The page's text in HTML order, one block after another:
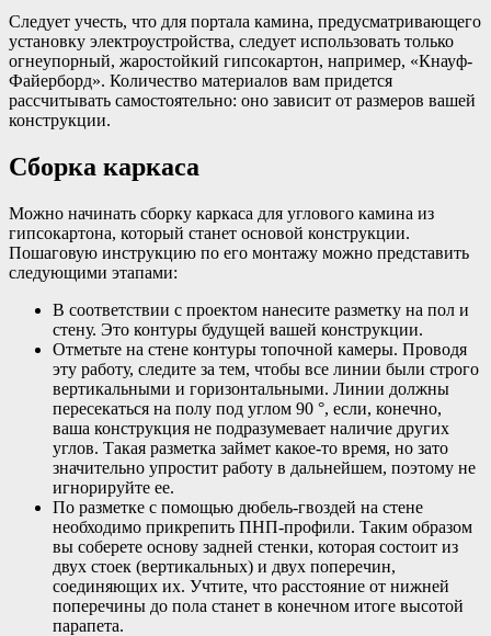
Следует учесть, что для портала камина, предусматривающего
установку электроустройства, следует использовать только
огнеупорный, жаростойкий гипсокартон, например, «Кнауф-
Файерборд». Количество материалов вам придется
рассчитывать самостоятельно: оно зависит от размеров вашей
конструкции.
Сборка каркаса
Можно начинать сборку каркаса для углового камина из
гипсокартона, который станет основой конструкции.
Пошаговую инструкцию по его монтажу можно представить
следующими этапами:
В соответствии с проектом нанесите разметку на пол и
стену. Это контуры будущей вашей конструкции.
Отметьте на стене контуры топочной камеры. Проводя
эту работу, следите за тем, чтобы все линии были строго
вертикальными и горизонтальными. Линии должны
пересекаться на полу под углом 90 °, если, конечно,
ваша конструкция не подразумевает наличие других
углов. Такая разметка займет какое-то время, но зато
значительно упростит работу в дальнейшем, поэтому не
игнорируйте ее.
По разметке с помощью дюбель-гвоздей на стене
необходимо прикрепить ПНП-профили. Таким образом
вы соберете основу задней стенки, которая состоит из
двух стоек (вертикальных) и двух поперечин,
соединяющих их. Учтите, что расстояние от нижней
поперечины до пола станет в конечном итоге высотой
парапета.